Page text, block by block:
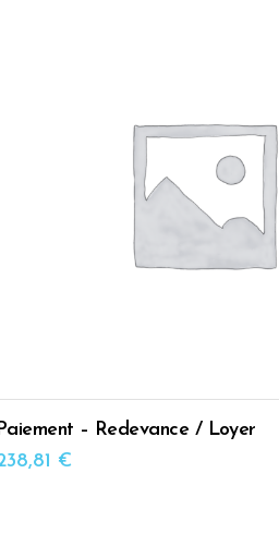
AJOUTER AU PANIER
– Redevance / Loyer
€